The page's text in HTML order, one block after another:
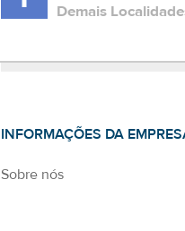
Demais
INFORMAÇÕES DA
Sobre nós